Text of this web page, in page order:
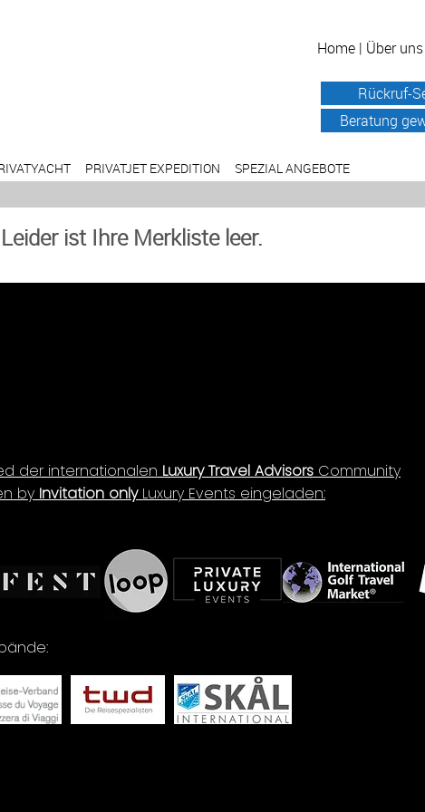
PRIVATJET EXPEDITION SPEZIAL ANGEBOTE
Home| Über uns
Rückruf-
Beratung
Leider ist Ihre Merkliste leer.
der internationalen Luxury Travel Advisors Community
by Invitation onlyLuxury Events eingeladen: